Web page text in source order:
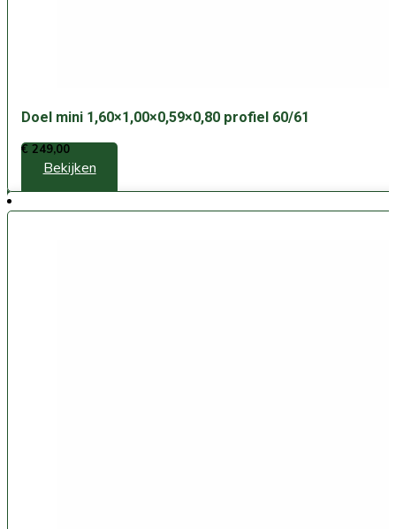
Doel mini 1,60×1,00×0,59×0,80 profiel 60/61
€ 249,00
Bekijken